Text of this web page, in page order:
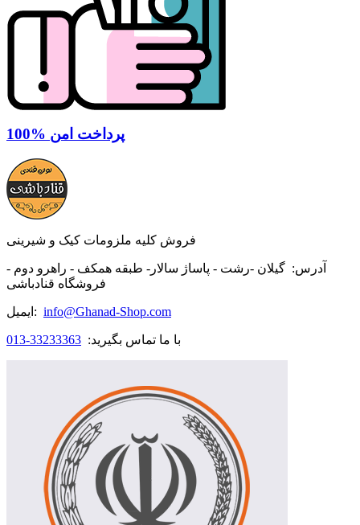
100% پرداخت امن
فروش کلیه ملزومات کیک و شیرینی
آدرس: گیلان -رشت - پاساژ سالار- طبقه همکف - راهرو دوم -
فروشگاه قنادباشی
ایمیل: info@Ghanad-Shop.com
با ما تماس بگیرید: 33233363-013